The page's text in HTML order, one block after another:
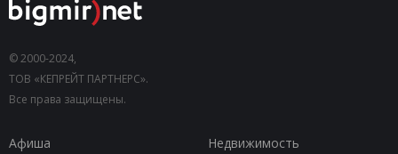
© 2000-2024,
ТОВ «КЕПРЕЙТ ПАРТНЕРС».
Все права защищены.
Афиша
Недвижимость